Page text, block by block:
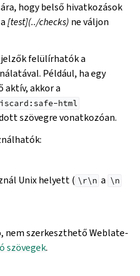
hogy belső hivatkozások
[test](../checks) ne váljon
felülírhatók a
Például, ha egy
aktív, akkor a
html
szövegre vonatkozóan.
Unix helyett ( \r\n a \n
nem szerkeszthető Weblate-
szövegek.